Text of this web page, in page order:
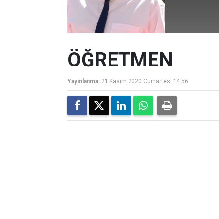
ÖĞRETMEN
Yayınlanma: 21 Kasım 2020 Cumartesi 14:56